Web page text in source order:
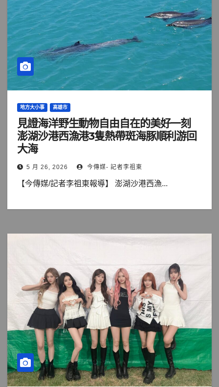
地方大小事 高雄市
見證海洋野生動物自由自在的美好一刻
澎湖沙港西漁港3隻熱帶斑海豚順利游回
大海
5 月 26, 2026 今傳媒- 記者李祖東
【今傳媒/記者李祖東報導】 澎湖沙港西漁...